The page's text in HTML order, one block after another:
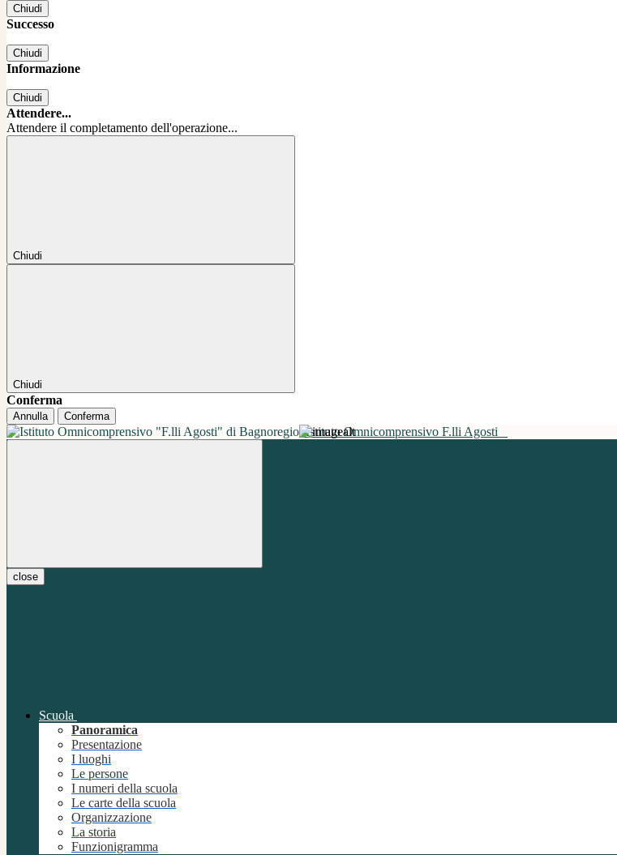
Chiudi
Successo
Chiudi
Informazione
Chiudi
Attendere...
Attendere il completamento dell'operazione...
Chiudi
Chiudi
Conferma
Annulla Conferma
Istituto Omnicomprensivo F.lli Agosti
close
Scuola
Panoramica
Presentazione
I luoghi
Le persone
I numeri della scuola
Le carte della scuola
Organizzazione
La storia
Funzionigramma